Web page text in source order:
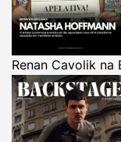
Renan Cavolik